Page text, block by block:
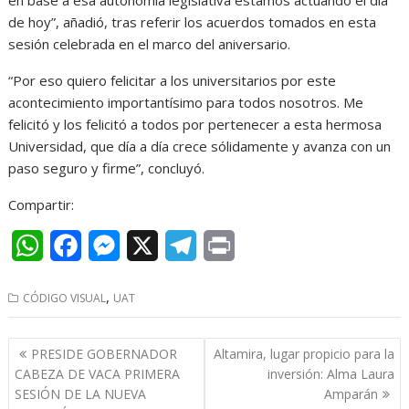
de hoy”, añadió, tras referir los acuerdos tomados en esta
sesión celebrada en el marco del aniversario.
“Por eso quiero felicitar a los universitarios por este
acontecimiento importantísimo para todos nosotros. Me
felicitó y los felicitó a todos por pertenecer a esta hermosa
Universidad, que día a día crece sólidamente y avanza con un
paso seguro y firme”, concluyó.
Compartir:
W
a
t
s
A
c
e
b
o
M
s
s
e
n
e
n
CÓDIGO VISUAL, UAT
Navegación
de
entradas
PRESIDE GOBERNADOR
CABEZA DE VACA PRIMERA
SESIÓN DE LA NUEVA
Altamira, lugar propicio para la
inversión: Alma Laura
Amparán